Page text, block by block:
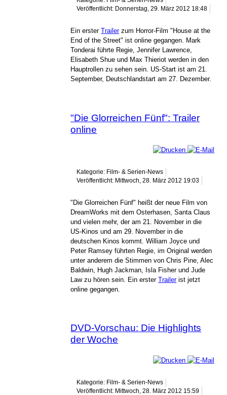
Veröffentlicht: Donnerstag, 29. März 2012 18:48
Ein ersterTrailerzum Horror-Film "House at the
End of the Street" ist online gegangen. Mark
Tonderai führte Regie, Jennifer Lawrence,
Elisabeth Shue und Max Thieriot werden in den
Hauptrollen zu sehen sein. US-Start ist am 21.
September, Deutschlandstart am 27. Dezember.
"Die Glorreichen Fünf": Trailer
online
Kategorie: Film- & Serien-News
Veröffentlicht: Mittwoch, 28. März 2012 19:03
"Die Glorreichen Fünf" heißt der neue Film von
DreamWorks mit dem Osterhasen, Santa Claus
und vielen mehr, der am 21. November in die
US-Kinos und am 29. November in die
deutschen Kinos kommt. William Joyce und
Peter Ramsey führten Regie, im Original werden
unter anderem die Stimmen von Chris Pine, Alec
Baldwin, Hugh Jackman, Isla Fisher und Jude
Law zu hören sein. Ein ersterTrailerist jetzt
online gegangen.
DVD-Vorschau: Die Highlights
der Woche
Kategorie: Film- & Serien-News
Veröffentlicht: Mittwoch, 28. März 2012 15:59